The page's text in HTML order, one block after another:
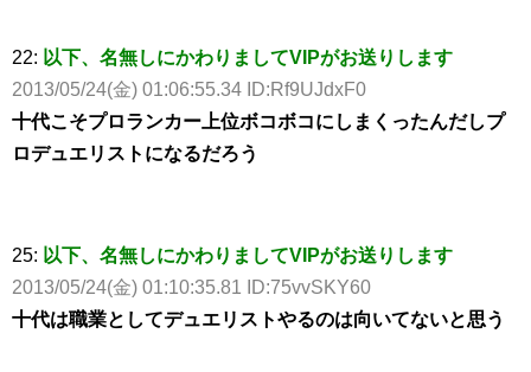
22: 以下、名無しにかわりましてVIPがお送りします
2013/05/24(金) 01:06:55.34 ID:Rf9UJdxF0
十代こそプロランカー上位ボコボコにしまくったんだしプ
ロデュエリストになるだろう
25: 以下、名無しにかわりましてVIPがお送りします
2013/05/24(金) 01:10:35.81 ID:75vvSKY60
十代は職業としてデュエリストやるのは向いてないと思う